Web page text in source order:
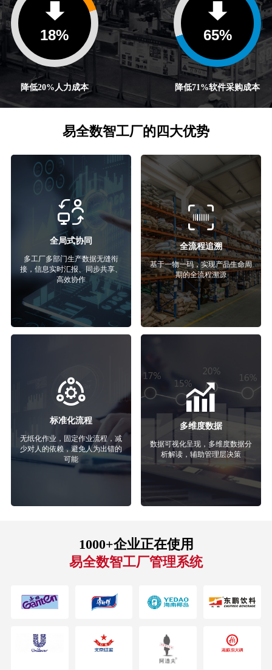
20%
降低20%人力成本
71%
降低71%软件采购成本
易全数智工厂的四大优势
全局式协同
多工厂多部门生产数据无缝衔
接，信息实时汇报、同步共享、
高效协作
全流程追溯
基于一物一码，实现产品生命周
期的全流程溯源
标准化流程
无纸化作业，固定作业流程，减
少对人的依赖，避免人为出错的
可能
多维度数据
数据可视化呈现，多维度数据分
析解读，辅助管理层决策
1000+企业正在使用
易全数智工厂管理系统